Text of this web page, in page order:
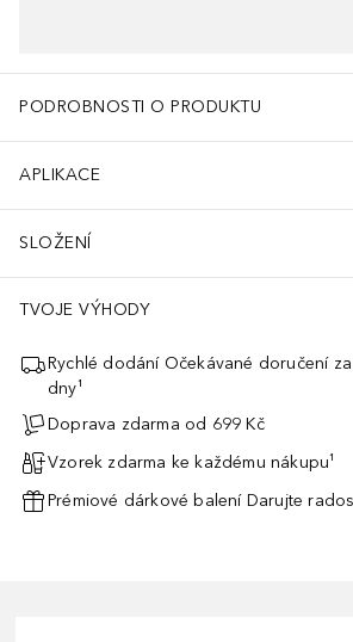
PODROBNOSTI O PRODUKTU
APLIKACE
SLOŽENÍ
TVOJE VÝHODY
Rychlé dodání Očekávané doručení
dny¹
Doprava zdarma od 699 Kč
Vzorek zdarma ke každému nákupu¹
Prémiové dárkové balení Darujte